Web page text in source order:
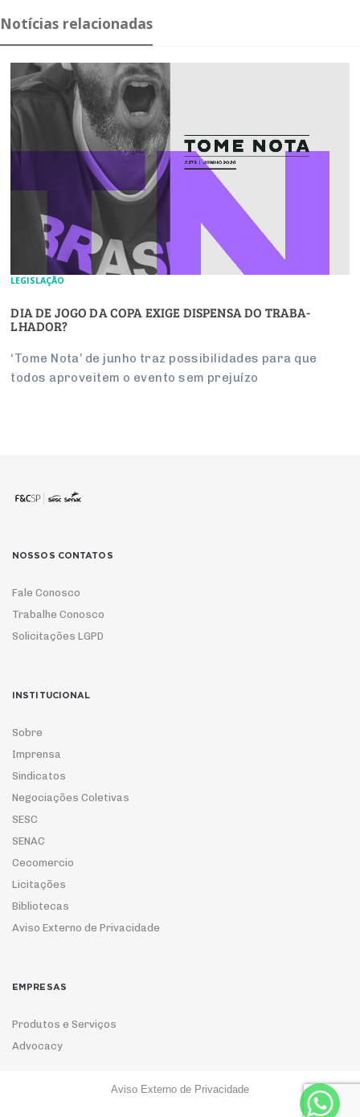
Notícias relacionadas
LEGISLAÇÃO
DIA DE JOGO DA COPA EXIGE DIS­PENSA DO TRA­BA­
LHADOR?
‘Tome Nota’ de junho traz pos­si­bi­li­dades para que
todos apro­veitem o evento sem pre­juízo
NOSSOS CONTATOS
Fale Conosco
Trabalhe Conosco
Solicitações LGPD
INSTITUCIONAL
Sobre
Imprensa
Sindicatos
Negociações Coletivas
SESC
SENAC
Cecomercio
Licitações
Bibliotecas
Aviso Externo de Privacidade
EMPRESAS
Produtos e Serviços
Advocacy
Aviso Externo de Privacidade